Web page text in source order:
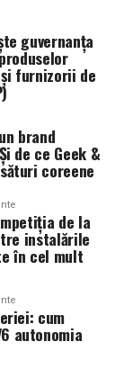
în medicina
ovarian care
puncție
din
— risc real,
sau
LiFePO4
3 × 2,5
priză
electric
guvernanța
furnizorii de
brand
de ce Geek &
coreene
de la
instalările
în cel mult
cum
autonomia